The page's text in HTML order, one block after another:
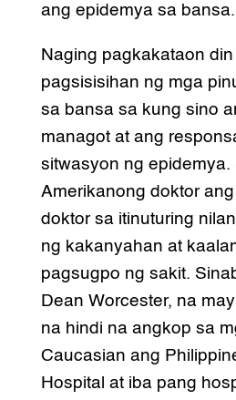
ang epidemya sa bansa.
Naging pagkakataon din
pagsisisihan ng mga
sa bansa sa kung sino
managot at ang
sitwasyon ng epidemya.
Amerikanong doktor
doktor sa itinuturing
ng kakanyahan at
pagsugpo ng sakit.
Dean Worcester, na
na hindi na angkop sa
Caucasian ang
Hospital at iba pang